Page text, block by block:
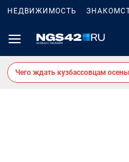
НЕДВИЖИМОСТЬ
Чего ждать кузбассовцам